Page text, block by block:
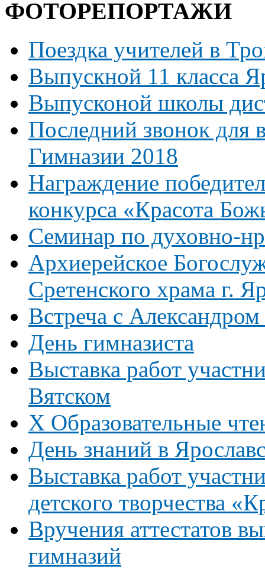
ФОТОРЕПОРТАЖИ
Поездка учителей в
Выпускной 11 класса
Выпусконой школы
Последний звонок для
Гимназии 2018
Награждение
конкурса «Красота
Семинар по духовно-
Архиерейское
Сретенского храма г.
Встреча с
День гимназиста
Выставка работ
Вятском
Х Образовательные
День знаний в
Выставка работ
детского творчества
Вручения аттестатов
гимназий